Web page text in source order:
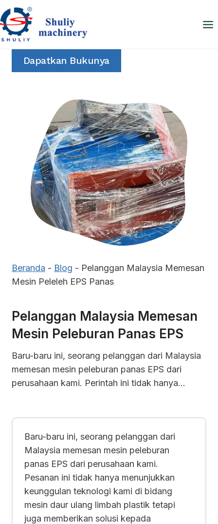
Skip
to
content
Dapatkan Bukunya
Beranda - Blog - Pelanggan Malaysia Memesan
Mesin Peleleh EPS Panas
Pelanggan Malaysia Memesan
Mesin Peleburan Panas EPS
Baru-baru ini, seorang pelanggan dari Malaysia
memesan mesin peleburan panas EPS dari
perusahaan kami. Perintah ini tidak hanya…
Baru-baru ini, seorang pelanggan dari
Malaysia memesan mesin peleburan
panas EPS dari perusahaan kami.
Pesanan ini tidak hanya menunjukkan
keunggulan teknologi kami di bidang
mesin daur ulang limbah plastik tetapi
juga memberikan solusi kepada